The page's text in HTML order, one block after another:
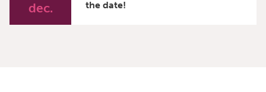
dec.
the date!